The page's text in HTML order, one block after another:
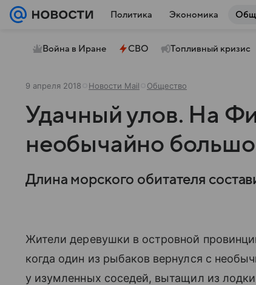
Политика Экономика
Война в Иране СВО Топливный кризис
9 апреля 2018 Новости Mail Общество
Удачный улов. На
необычайно
Длина морского обитателя
Жители деревушки в островной
когда один из рыбаков вернулся с
у изумленных соседей, вытащил из лодки